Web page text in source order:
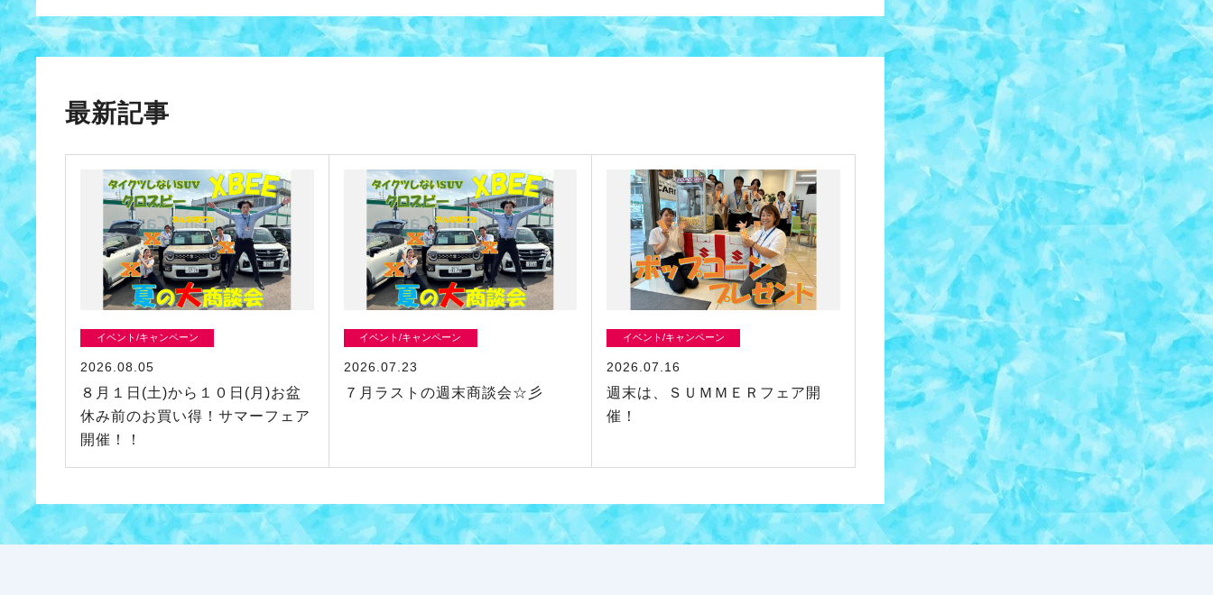
最新記事
イベント/キャンペーン
2026.08.05
８月１日(土)から１０日(月)お盆
休み前のお買い得！サマーフェア
開催！！
イベント/キャンペーン
2026.07.23
７月ラストの週末商談会☆彡
イベント/キャンペーン
2026.07.16
週末は、ＳＵＭＭＥＲフェア開
催！